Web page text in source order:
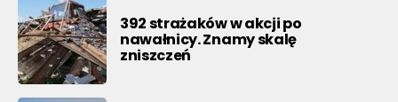
392 strażaków w akcji po
nawałnicy. Znamy skalę
zniszczeń